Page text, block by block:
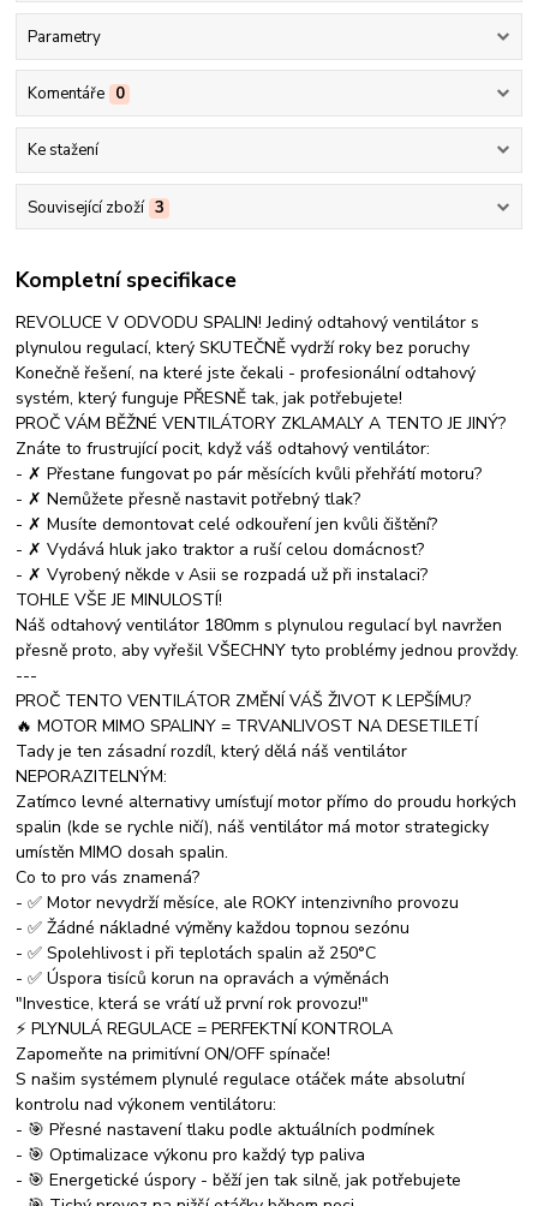
Parametry
Komentáře 0
Ke stažení
Související zboží 3
Kompletní specifikace
REVOLUCE V ODVODU SPALIN! Jediný odtahový ventilátor s
plynulou regulací, který SKUTEČNĚ vydrží roky bez poruchy
Konečně řešení, na které jste čekali - profesionální odtahový
systém, který funguje PŘESNĚ tak, jak potřebujete!
PROČ VÁM BĚŽNÉ VENTILÁTORY ZKLAMALY A TENTO JE JINÝ?
Znáte to frustrující pocit, když váš odtahový ventilátor:
- ✗ Přestane fungovat po pár měsících kvůli přehřátí motoru?
- ✗ Nemůžete přesně nastavit potřebný tlak?
- ✗ Musíte demontovat celé odkouření jen kvůli čištění?
- ✗ Vydává hluk jako traktor a ruší celou domácnost?
- ✗ Vyrobený někde v Asii se rozpadá už při instalaci?
TOHLE VŠE JE MINULOSTÍ!
Náš odtahový ventilátor 180mm s plynulou regulací byl navržen
přesně proto, aby vyřešil VŠECHNY tyto problémy jednou provždy.
---
PROČ TENTO VENTILÁTOR ZMĚNÍ VÁŠ ŽIVOT K LEPŠÍMU?
🔥 MOTOR MIMO SPALINY = TRVANLIVOST NA DESETILETÍ
Tady je ten zásadní rozdíl, který dělá náš ventilátor
NEPORAZITELNÝM:
Zatímco levné alternativy umísťují motor přímo do proudu horkých
spalin (kde se rychle ničí), náš ventilátor má motor strategicky
umístěn MIMO dosah spalin.
Co to pro vás znamená?
- ✅ Motor nevydrží měsíce, ale ROKY intenzivního provozu
- ✅ Žádné nákladné výměny každou topnou sezónu
- ✅ Spolehlivost i při teplotách spalin až 250°C
- ✅ Úspora tisíců korun na opravách a výměnách
"Investice, která se vrátí už první rok provozu!"
⚡ PLYNULÁ REGULACE = PERFEKTNÍ KONTROLA
Zapomeňte na primitívní ON/OFF spínače!
S našim systémem plynulé regulace otáček máte absolutní
kontrolu nad výkonem ventilátoru:
- 🎯 Přesné nastavení tlaku podle aktuálních podmínek
- 🎯 Optimalizace výkonu pro každý typ paliva
- 🎯 Energetické úspory - běží jen tak silně, jak potřebujete